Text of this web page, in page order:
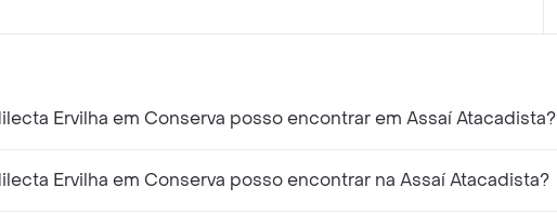
Ervilha em Conserva posso encontrar em Assaí Atacadista?
Ervilha em Conserva posso encontrar na Assaí Atacadista?